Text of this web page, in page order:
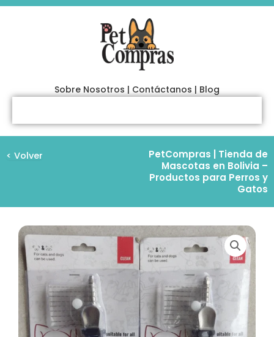
Ir
Sobre Nosotros | Contáctanos | Blog
< Volver
PetCompras | Tienda de
Mascotas en Bolivia –
Productos para Perros y
Gatos